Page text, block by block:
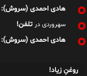
هادی احمدی (سروش):
سهروردی در تلفن!
هادی احمدی (سروش):
روغنِ زیاد!